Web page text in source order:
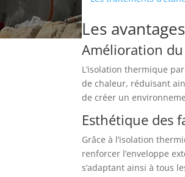
Les
Amélioration
L’isolation thermique
de chaleur, réduisant
de créer un
Esthétique des
Grâce à l’isolation
renforcer l’enveloppe
s’adaptant ainsi à tous